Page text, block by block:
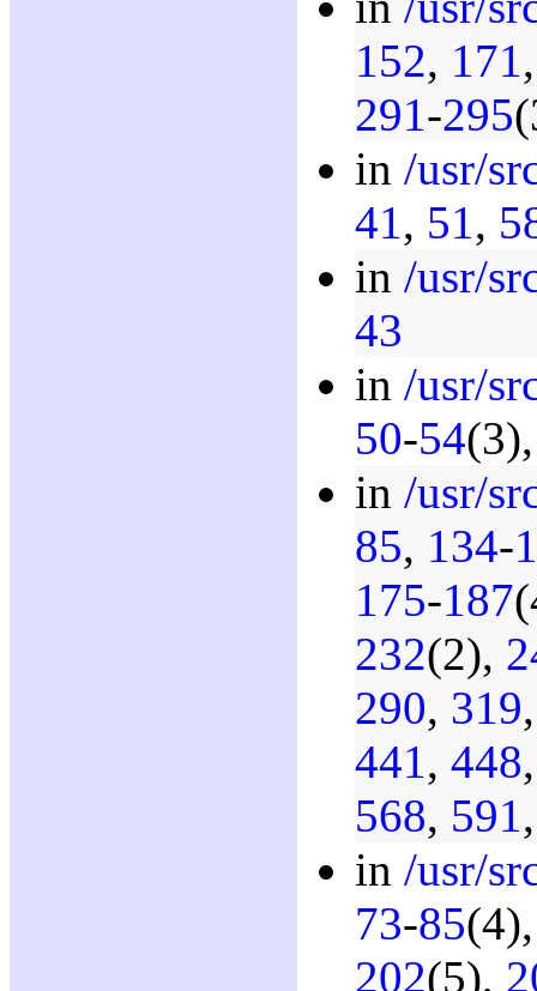
152, 171
291-295
in /usr/
41, 51,
in /usr/
43
in /usr/
50-54
in /usr/
85, 134-
175-187
232(2),
290, 319
441, 448
568, 591
in /usr/
73-85
202(5),